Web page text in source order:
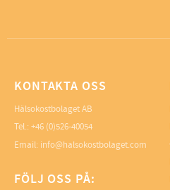
KONTAKTA OSS
Hälsokostbolaget AB
Tel.: +46 (0)526-40054
Email: info@halsokostbolaget.com
FÖLJ OSS PÅ: